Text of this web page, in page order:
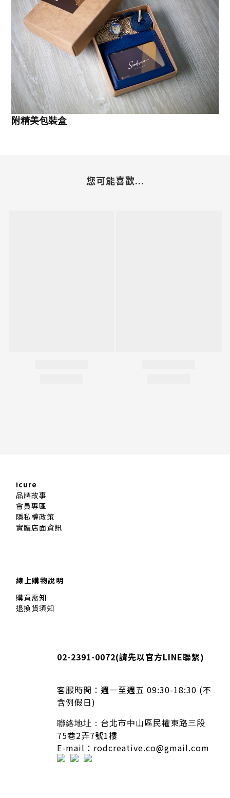
附精美包裝盒
您可能喜歡...
icure
品牌故事
會員專區
隱私權政策
實體店面資訊
線上購物說明
購買需知
退換貨須知
02-2391-0072(請先以官方LINE聯繫)
客服時間： 週一至週五 09:30-18:30 (不
含例假日)
聯絡地址： 台北市中山區民權東路三段
75巷2弄7號1樓
E-mail：rodcreative.co@gmail.com